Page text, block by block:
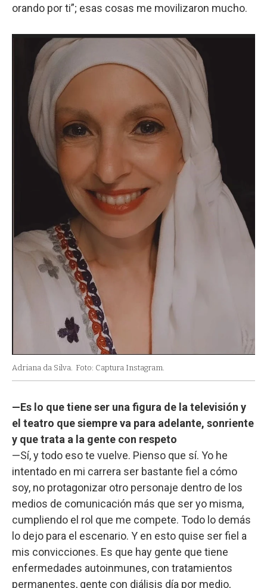
orando por ti”; esas cosas me movilizaron mucho.
Adriana da Silva. Foto: Captura Instagram.
—Es lo que tiene ser una figura de la televisión y
el teatro que siempre va para adelante, sonriente
y que trata a la gente con respeto
—Sí, y todo eso te vuelve. Pienso que sí. Yo he
intentado en mi carrera ser bastante fiel a cómo
soy, no protagonizar otro personaje dentro de los
medios de comunicación más que ser yo misma,
cumpliendo el rol que me compete. Todo lo demás
lo dejo para el escenario. Y en esto quise ser fiel a
mis convicciones. Es que hay gente que tiene
enfermedades autoinmunes, con tratamientos
permanentes, gente con diálisis día por medio,